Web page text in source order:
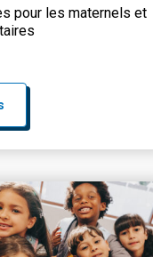
pour les maternels et